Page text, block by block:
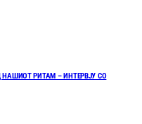
НАШИОТ РИТАМ – ИНТЕРВЈУ СО